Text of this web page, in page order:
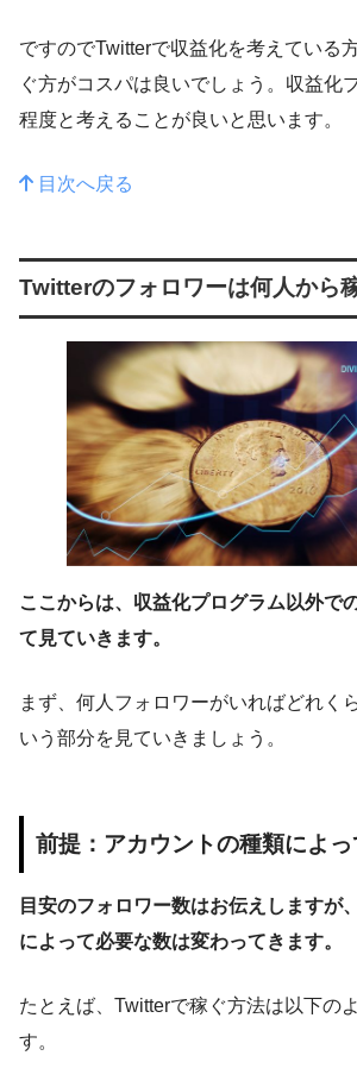
ですのでTwitterで収益化を考えている
ぐ方がコスパは良いでしょう。収益化
程度と考えることが良いと思います。
目次へ戻る
Twitterのフォロワーは何人から
ここからは、収益化プログラム以外で
て見ていきます。
まず、何人フォロワーがいればどれく
いう部分を見ていきましょう。
前提：アカウントの種類によ
目安のフォロワー数はお伝えしますが
によって必要な数は変わってきます。
たとえば、Twitterで稼ぐ方法は以下の
す。